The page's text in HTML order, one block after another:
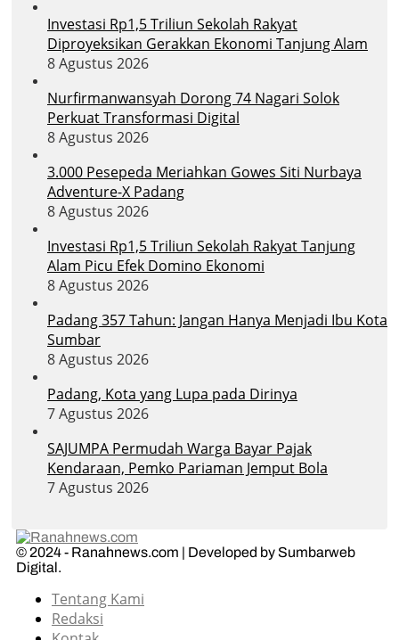
Investasi Rp1,5 Triliun Sekolah Rakyat
Diproyeksikan Gerakkan Ekonomi Tanjung Alam
8 Agustus 2026
Nurfirmanwansyah Dorong 74 Nagari Solok
Perkuat Transformasi Digital
8 Agustus 2026
3.000 Pesepeda Meriahkan Gowes Siti Nurbaya
Adventure-X Padang
8 Agustus 2026
Investasi Rp1,5 Triliun Sekolah Rakyat Tanjung
Alam Picu Efek Domino Ekonomi
8 Agustus 2026
Padang 357 Tahun: Jangan Hanya Menjadi Ibu Kota
Sumbar
8 Agustus 2026
Padang, Kota yang Lupa pada Dirinya
7 Agustus 2026
SAJUMPA Permudah Warga Bayar Pajak
Kendaraan, Pemko Pariaman Jemput Bola
7 Agustus 2026
© 2024 - Ranahnews.com | Developed by Sumbarweb
Digital.
Tentang Kami
Redaksi